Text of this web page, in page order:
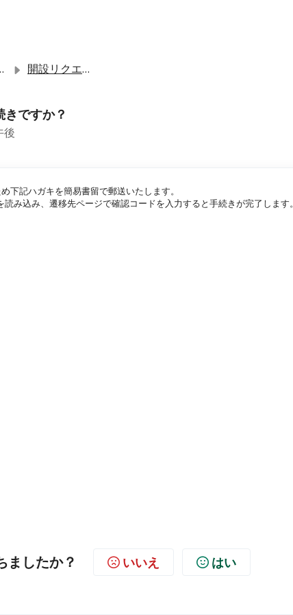
開設リクエストのヘルプ
ですか？
後
下記ハガキを簡易書留で郵送いたします。
み込み、遷移先ページで確認コードを入力すると手続きが完了します。
ましたか？ いいえ はい